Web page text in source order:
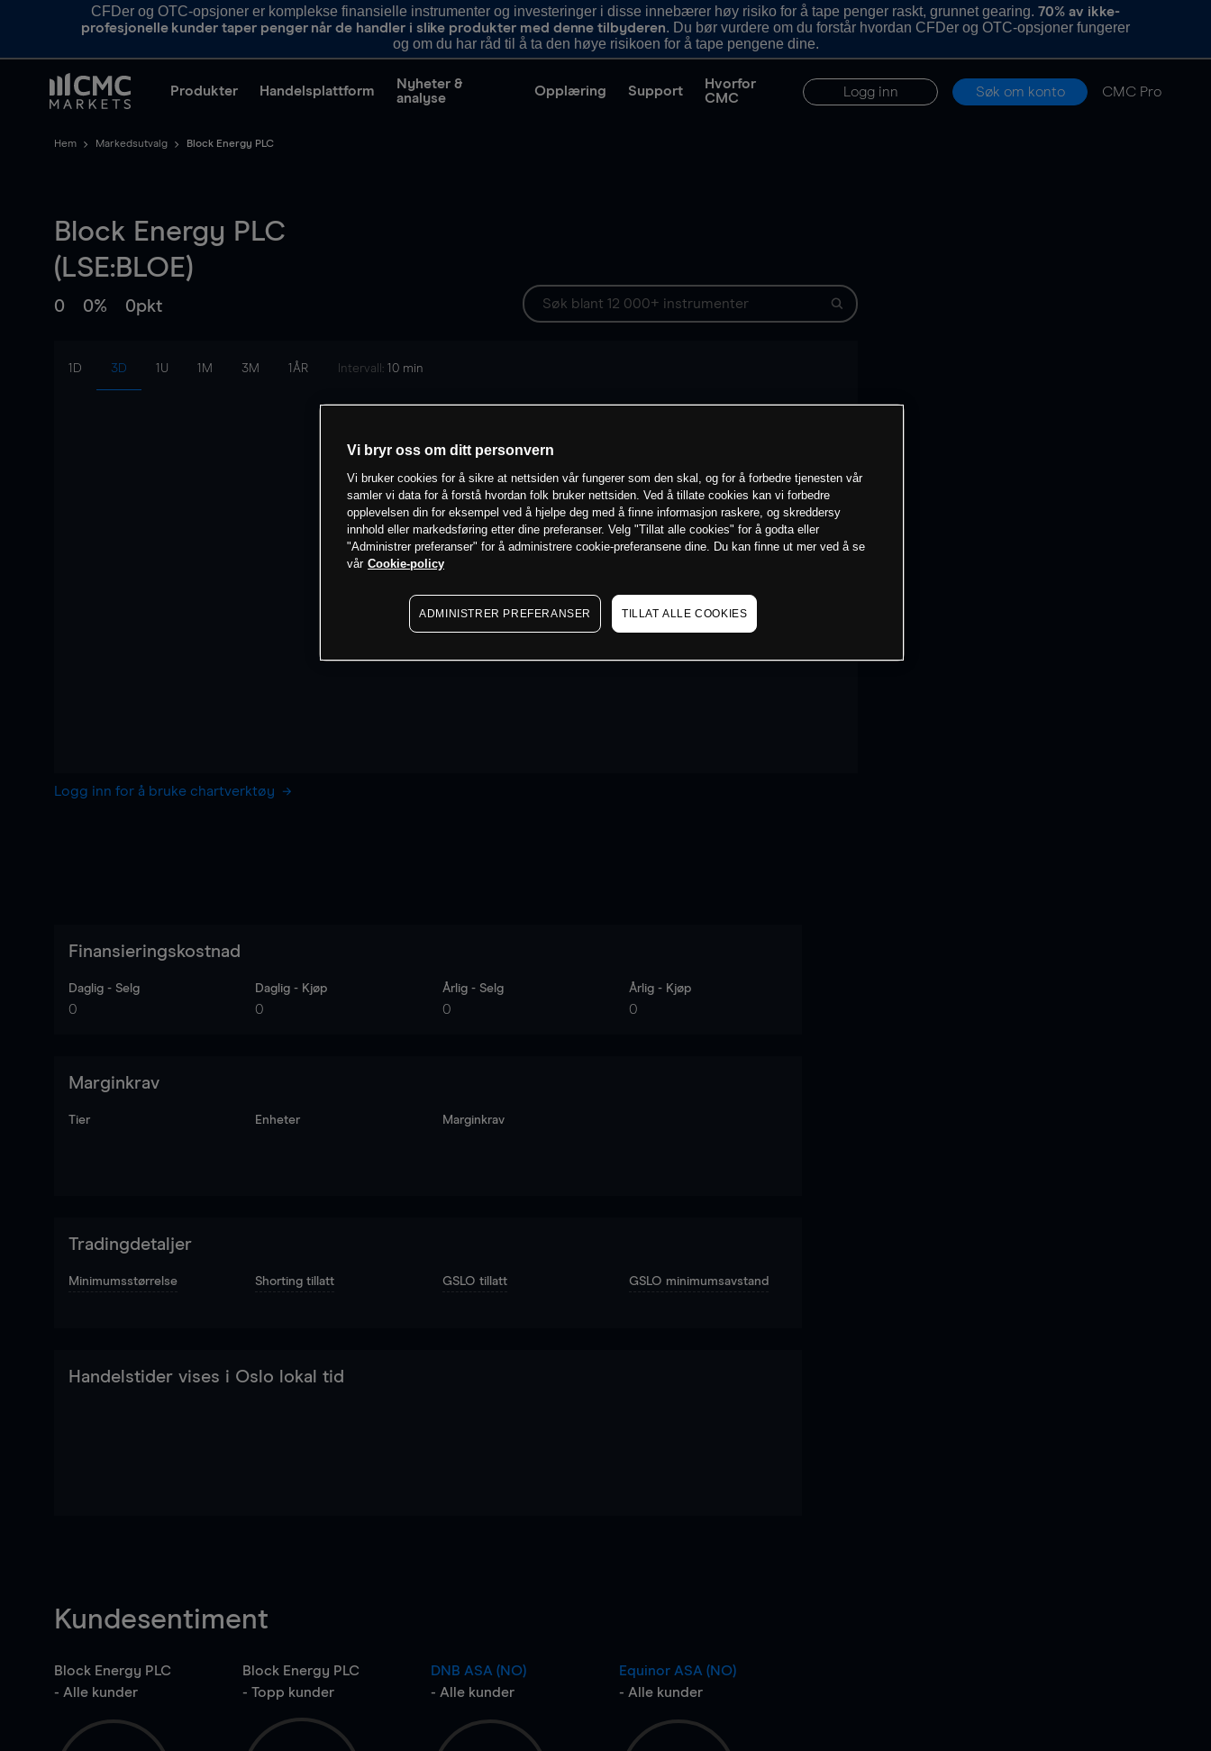
CFDer og OTC-opsjoner er komplekse finansielle instrumenter og investeringer i disse innebærer høy risiko for å tape penger raskt, grunnet gearing.70% av ikke-
profesjonelle kunder taper penger når de handler i slike produkter med denne tilbyderen. Du bør vurdere om du forstår hvordan CFDer og OTC-opsjoner fungerer
og om du har råd til å ta den høye risikoen for å tape pengene dine.
Produkter Handelsplattform
Nyheter &
analyse
Opplæring Support
Hvorfor
CMC
Logg inn Søk om konto CMC Pro
Hem Markedsutvalg Block Energy PLC
Block Energy PLC
(LSE:BLOE)
0 0% 0pkt
1D 3D 1U 1M 3M 1ÅR Intervall: 10 min
Logg inn for å bruke chartverktøy
Finansieringskostnad
Daglig - Selg
0
Daglig - Kjøp
0
Årlig - Selg
0
Årlig - Kjøp
0
Marginkrav
Tier Enheter Marginkrav
Tradingdetaljer
Minimumsstørrelse Shorting tillatt GSLO tillatt GSLO minimumsavstand
Handelstider vises i Oslo lokal tid
Kundesentiment
Block Energy PLC
- Alle kunder
Block Energy PLC
- Topp kunder
DNB ASA (NO)
- Alle kunder
Equinor ASA (NO)
- Alle kunder
Vi bryr oss om ditt personvern
Vi bruker cookies for å sikre at nettsiden vår fungerer som den skal, og for å forbedre tjenesten vår
samler vi data for å forstå hvordan folk bruker nettsiden. Ved å tillate cookies kan vi forbedre
opplevelsen din for eksempel ved å hjelpe deg med å finne informasjon raskere, og skreddersy
innhold eller markedsføring etter dine preferanser. Velg "Tillat alle cookies" for å godta eller
"Administrer preferanser" for å administrere cookie-preferansene dine. Du kan finne ut mer ved å se
vår Cookie-policy
ADMINISTRER PREFERANSER TILLAT ALLE COOKIES